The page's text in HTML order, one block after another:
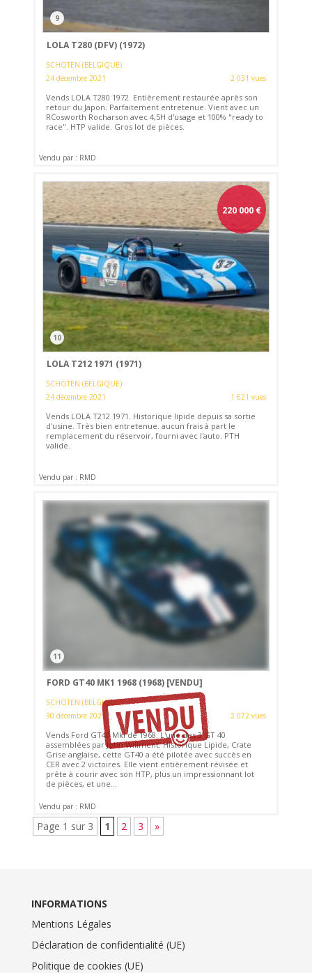
9
LOLA T280 (DFV) (1972)
SCHOTEN (BELGIQUE)
24 décembre 2021
2 031 vues
Vends LOLA T280 1972. Entièrement restaurée après son
retour du Japon. Parfaitement entretenue. Vient avec un
RCosworth Rocharson avec 4,5H d'usage et 100% "ready to
race". HTP valide. Gros lot de pièces.
Vendu par : RMD
220 000€
10
LOLA T212 1971 (1971)
SCHOTEN (BELGIQUE)
24 décembre 2021
1 621 vues
Vends LOLA T212 1971. Historique lipide depuis sa sortie
d'usine. Très bien entretenue. aucun frais à part le
remplacement du réservoir, fourni avec l'auto. PTH
valide.
Vendu par : RMD
11
FORD GT40 MK1 1968 (1968) [VENDU]
SCHOTEN (BELGIQUE)
30 décembre 2021
2 072 vues
Vends Ford GT40 MkI de 1968. L'une des 3 GT 40
assemblées par John Willment. Historique Lipide, Crate
Grise anglaise, cette GT40 a été pilotée avec succès en
CER avec 2 victoires. Elle vient entièrement révisée et
prête à courir avec son HTP, plus un impressionnant lot
de pièces, et une...
Vendu par : RMD
Page 1 sur 3 1 2 3 »
INFORMATIONS
Mentions Légales
Déclaration de confidentialité (UE)
Politique de cookies (UE)